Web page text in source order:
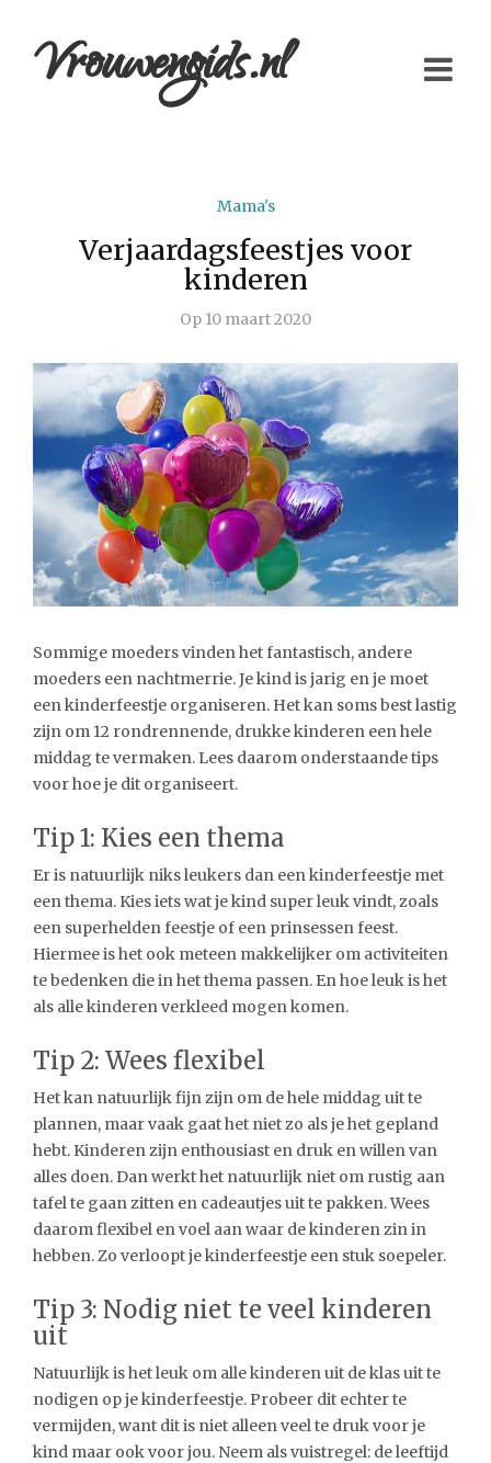
Vrouwengids.nl
Mama's
Verjaardagsfeestjes voor
kinderen
Op 10 maart 2020
Sommige moeders vinden het fantastisch, andere
moeders een nachtmerrie. Je kind is jarig en je moet
een kinderfeestje organiseren. Het kan soms best lastig
zijn om 12 rondrennende, drukke kinderen een hele
middag te vermaken. Lees daarom onderstaande tips
voor hoe je dit organiseert.
Tip 1: Kies een thema
Er is natuurlijk niks leukers dan een kinderfeestje met
een thema. Kies iets wat je kind super leuk vindt, zoals
een superhelden feestje of een prinsessen feest.
Hiermee is het ook meteen makkelijker om activiteiten
te bedenken die in het thema passen. En hoe leuk is het
als alle kinderen verkleed mogen komen.
Tip 2: Wees flexibel
Het kan natuurlijk fijn zijn om de hele middag uit te
plannen, maar vaak gaat het niet zo als je het gepland
hebt. Kinderen zijn enthousiast en druk en willen van
alles doen. Dan werkt het natuurlijk niet om rustig aan
tafel te gaan zitten en cadeautjes uit te pakken. Wees
daarom flexibel en voel aan waar de kinderen zin in
hebben. Zo verloopt je kinderfeestje een stuk soepeler.
Tip 3: Nodig niet te veel kinderen
uit
Natuurlijk is het leuk om alle kinderen uit de klas uit te
nodigen op je kinderfeestje. Probeer dit echter te
vermijden, want dit is niet alleen veel te druk voor je
kind maar ook voor jou. Neem als vuistregel: de leeftijd